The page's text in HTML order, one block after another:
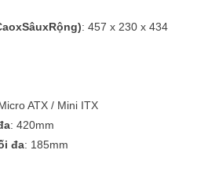
: 457 x 230 x 434
ATX / Mini ITX
: 420mm
đa: 185mm